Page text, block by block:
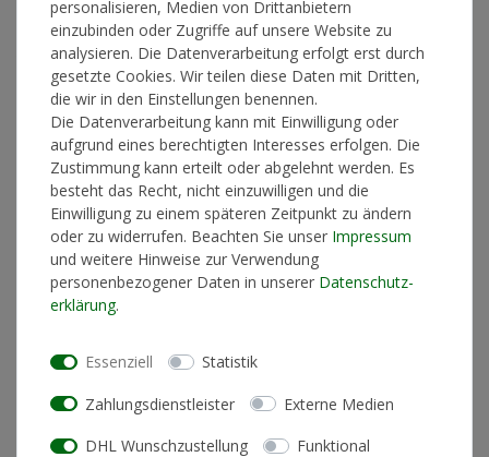
57,00 €*
Lieferzeit 2-4 Werktage
In den Warenkorb
* inkl. ges. MwSt. zzgl. Versandkosten
Produktinformationen
personalisieren, Medien von Drittanbietern
einzubinden oder Zugriffe auf unsere Website zu
analysieren. Die Datenverarbeitung erfolgt erst durch
gesetzte Cookies. Wir teilen diese Daten mit Dritten,
die wir in den Einstellungen benennen.
Die Datenverarbeitung kann mit Einwilligung oder
aufgrund eines berechtigten Interesses erfolgen. Die
Zustimmung kann erteilt oder abgelehnt werden. Es
besteht das Recht, nicht einzuwilligen und die
Einwilligung zu einem späteren Zeitpunkt zu ändern
oder zu widerrufen. Beachten Sie unser Impressum
und weitere Hinweise zur Verwendung
personenbezogener Daten in unserer Daten­schutz­
erklärung.
Essenziell Statistik
Zahlungsdienstleister Externe Medien
DHL Wunschzustellung Funktional